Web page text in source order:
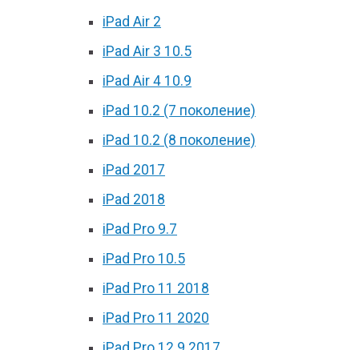
iPad Air 2
iPad Air 3 10.5
iPad Air 4 10.9
iPad 10.2 (7 поколение)
iPad 10.2 (8 поколение)
iPad 2017
iPad 2018
iPad Pro 9.7
iPad Pro 10.5
iPad Pro 11 2018
iPad Pro 11 2020